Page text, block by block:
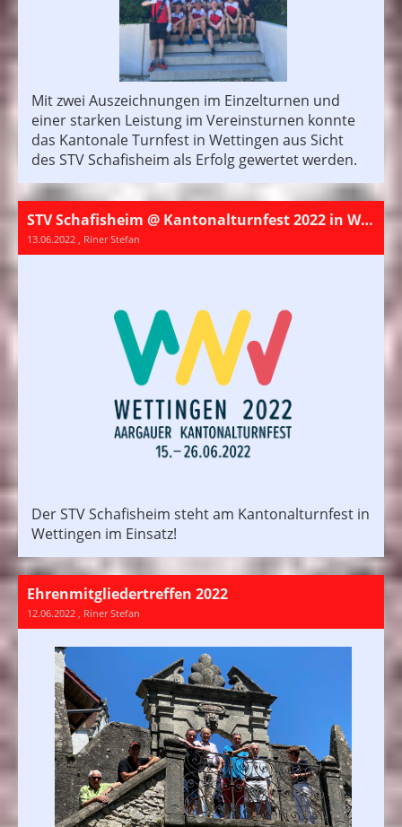
Mit zwei Auszeichnungen im Einzelturnen und
einer starken Leistung im Vereinsturnen konnte
das Kantonale Turnfest in Wettingen aus Sicht
des STV Schafisheim als Erfolg gewertet werden.
STV Schafisheim @ Kantonalturnfest 2022 in Wettingen
13.06.2022 , Riner Stefan
Der STV Schafisheim steht am Kantonalturnfest in
Wettingen im Einsatz!
Ehrenmitgliedertreffen 2022
12.06.2022 , Riner Stefan